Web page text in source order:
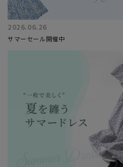
2026.06.26
サマーセール開催中